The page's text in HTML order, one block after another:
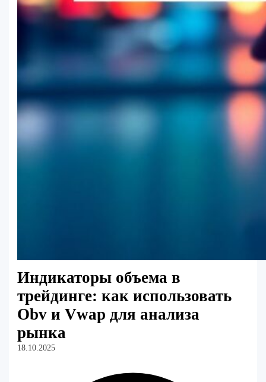
Индикаторы объема в
трейдинге: как использовать
Obv и Vwap для анализа
рынка
18.10.2025